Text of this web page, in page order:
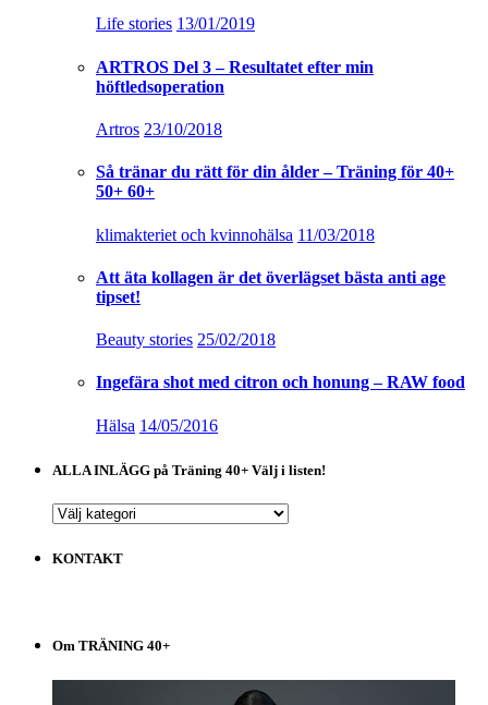
Life stories 13/01/2019
ARTROS Del 3 – Resultatet efter min
höftledsoperation
Artros 23/10/2018
Så tränar du rätt för din ålder – Träning för 40+
50+ 60+
klimakteriet och kvinnohälsa 11/03/2018
Att äta kollagen är det överlägset bästa anti age
tipset!
Beauty stories 25/02/2018
Ingefära shot med citron och honung – RAW food
Hälsa 14/05/2016
ALLA INLÄGG på Träning 40+ Välj i listen!
ALLA
på
listen!
KONTAKT
Om TRÄNING 40+